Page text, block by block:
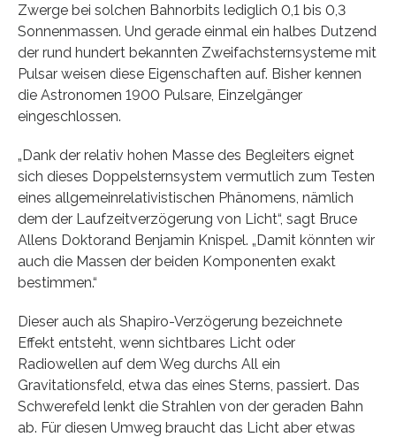
Zwerge bei solchen Bahnorbits lediglich 0,1 bis 0,3
Sonnenmassen. Und gerade einmal ein halbes Dutzend
der rund hundert bekannten Zweifachsternsysteme mit
Pulsar weisen diese Eigenschaften auf. Bisher kennen
die Astronomen 1900 Pulsare, Einzelgänger
eingeschlossen.
„Dank der relativ hohen Masse des Begleiters eignet
sich dieses Doppelsternsystem vermutlich zum Testen
eines allgemeinrelativistischen Phänomens, nämlich
dem der Laufzeitverzögerung von Licht“, sagt Bruce
Allens Doktorand Benjamin Knispel. „Damit könnten wir
auch die Massen der beiden Komponenten exakt
bestimmen.“
Dieser auch als Shapiro-Verzögerung bezeichnete
Effekt entsteht, wenn sichtbares Licht oder
Radiowellen auf dem Weg durchs All ein
Gravitationsfeld, etwa das eines Sterns, passiert. Das
Schwerefeld lenkt die Strahlen von der geraden Bahn
ab. Für diesen Umweg braucht das Licht aber etwas